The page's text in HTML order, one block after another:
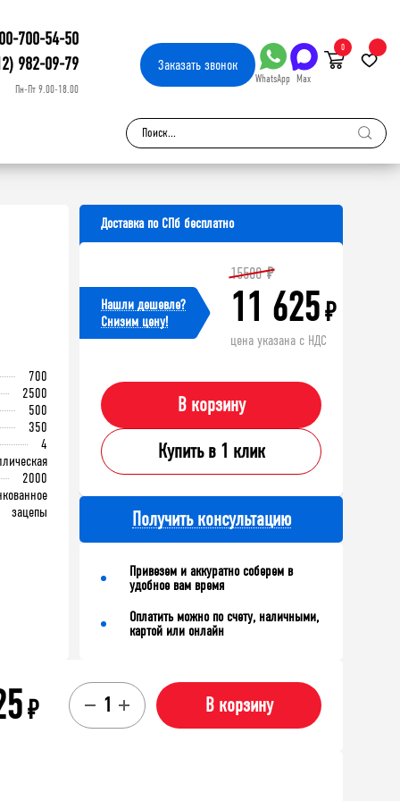
700-54-50
982-09-79
Пн-Пт 9.00-18.00
Заказатьзвонок
WhatsApp Max
0
700
2500
500
350
4
2000
зацепы
Доставка по СПб бесплатно
Нашли дешевле?
Cнизим цену!
15500 ₽
11 625₽
цена указана с НДС
В корзину
Купить в 1 клик
Получить консультацию
Привезем и аккуратно соберем в
удобное вам время
Оплатить можно по счету, наличными,
картой или онлайн
₽ В корзину